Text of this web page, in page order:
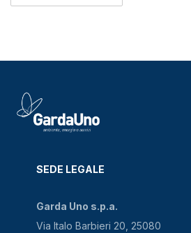
SEDE LEGALE
Garda Uno s.p.a.
Via Italo Barbieri 20, 25080